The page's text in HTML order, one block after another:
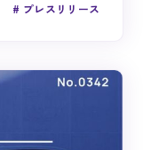
プレスリリース